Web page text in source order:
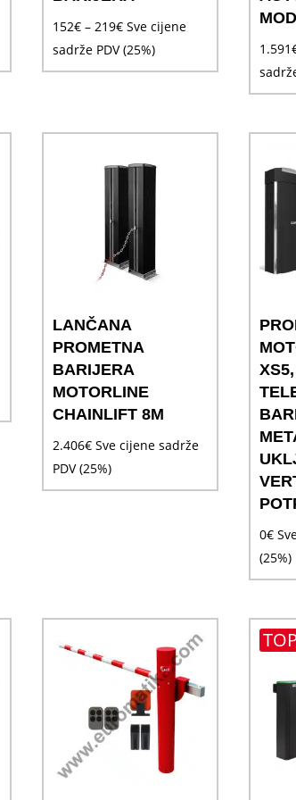
152€ – 219€Raspon
cijena:
od
Sve cijene
sadrže PDV (25%)
1.591
LANČANA
PROMETNA
BARIJERA
MOTORLINE
CHAINLIFT 8M
2.406€ Sve cijene sadrže
PDV (25%)
0€
(25%)